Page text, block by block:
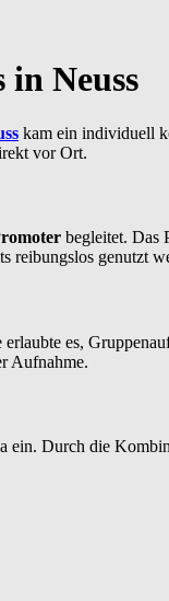
Neuss
kam ein individuell
vor Ort.
begleitet. Das
reibungslos genutzt
erlaubte es,
Aufnahme.
Durch die